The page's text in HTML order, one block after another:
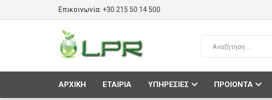
Επικοινωνία: +30 215 50 14 500
ΑΡΧΙΚΗ ΕΤΑΙΡΙΑ ΥΠΗΡΕΣΙΕΣ ΠΡΟΙΟΝΤΑ